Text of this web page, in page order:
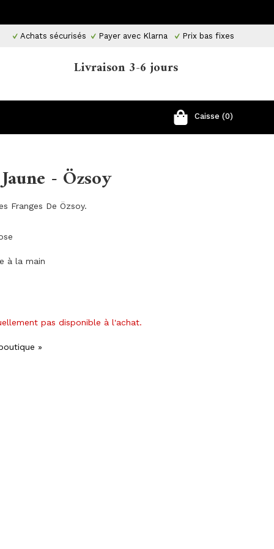
Achats sécurisés Payer avec Klarna Prix ​​bas fixes
Livraison 3-6 jours
Caisse (0)
- Özsoy
Franges De Özsoy.
à la main
pas disponible à l'achat.
»